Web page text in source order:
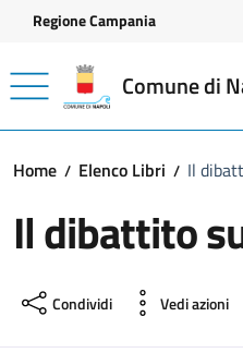
Vai ai contenuti
Vai al footer
Regione Campania
Comune di
Home Elenco Libri Il
Il dibattito
Condividi Vedi azioni